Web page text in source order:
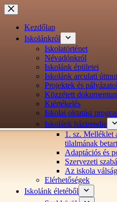
Ugrás
a
tartalomraKezdőlap
Iskolánkról
Iskolatörténet
Névadónkról
Iskolánk épületei
Iskolánk arculati
Projektek és
Közzétett
Kiértékelés
Iskolai oktatási
Iskolánk házirendje
1. sz. Melléklet
tilalmának
Adaptációs és
Szervezeti
Az iskola
Elérhetőségek
Iskolánk életéből